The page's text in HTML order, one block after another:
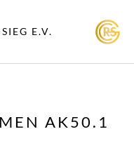
E.V.
AK50.1